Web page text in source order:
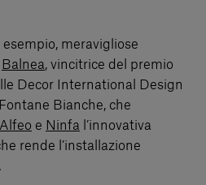
meravigliose
Balnea, vincitrice del premio
Decor International Design
Bianche, che
Alfeo e Ninfa l’innovativa
rende l’installazione